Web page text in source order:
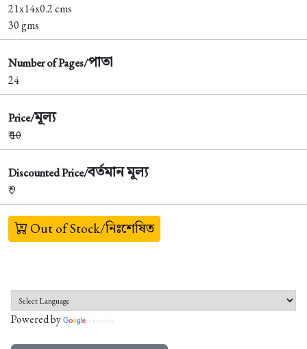
21x14x0.2 cms
30 gms
Number of Pages/পাতা
24
Price/মূল্য
₹10
Discounted Price/বর্তমান মূল্য
₹ 9
Out of Stock/নিঃশেষিত
Powered by Translate